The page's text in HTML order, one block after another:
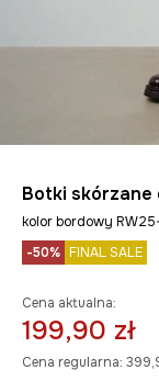
Botki skórzane
kolor bordowy
-50% FINAL SALE
Cena aktualna:
199,90 zł
Cena regularna: